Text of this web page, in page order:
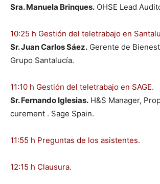
Sra. Manuela Brin­ques. OHSE Lead
10:25 h Gestión del tele­tra­ba­jo en
Sr. Juan Car­los Sáez. Ger­ente de
Grupo San­talucía.
11:10 h Gestión del tele­tra­ba­jo en SAGE.
Sr. Fer­nan­do Igle­sias. H&S Man­ag­er,
cure­ment . Sage Spain.
11:55 h Pre­gun­tas de los asis­tentes.
12:15 h Clausura.